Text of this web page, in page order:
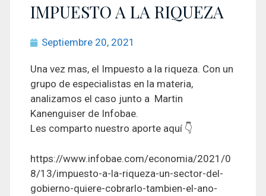
IMPUESTO A LA RIQUEZA
Septiembre 20, 2021
Una vez mas, el Impuesto a la riqueza. Con un
grupo de especialistas en la materia,
analizamos el caso junto a Martin
Kanenguiser de Infobae.
Les comparto nuestro aporte aquí 👇
https://www.infobae.com/economia/2021/0
8/13/impuesto-a-la-riqueza-un-sector-del-
gobierno-quiere-cobrarlo-tambien-el-ano-